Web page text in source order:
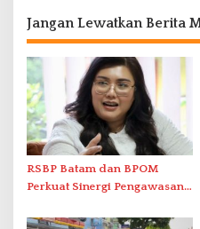
Jangan Lewatkan Berita
RSBP Batam dan BPOM
Perkuat Sinergi Pengawasan
Pelayanan Kefarmasian